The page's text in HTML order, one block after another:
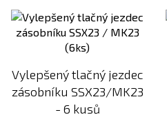
Vylepšený tlačný jezdec
zásobníku SSX23/MK23
- 6 kusů